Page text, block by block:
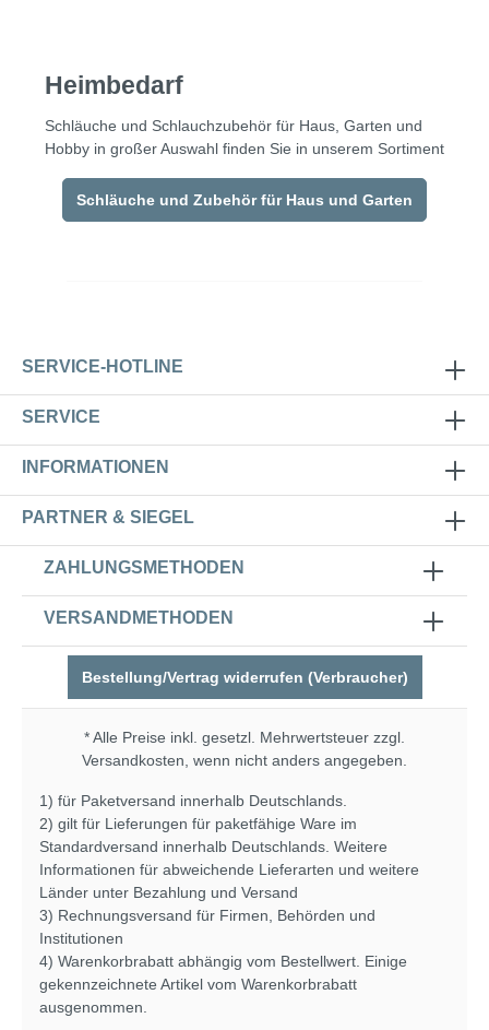
Heimbedarf
Schläuche und Schlauchzubehör für Haus, Garten und
Hobby in großer Auswahl finden Sie in unserem Sortiment
Schläuche und Zubehör für Haus und Garten
SERVICE-HOTLINE
SERVICE
INFORMATIONEN
PARTNER & SIEGEL
ZAHLUNGSMETHODEN
VERSANDMETHODEN
Bestellung/Vertrag widerrufen (Verbraucher)
* Alle Preise inkl. gesetzl. Mehrwertsteuer zzgl.
Versandkosten , wenn nicht anders angegeben.
1) für Paketversand innerhalb Deutschlands.
2) gilt für Lieferungen für paketfähige Ware im
Standardversand innerhalb Deutschlands. Weitere
Informationen für abweichende Lieferarten und weitere
Länder unter Bezahlung und Versand
3) Rechnungsversand für Firmen, Behörden und
Institutionen
4) Warenkorbrabatt abhängig vom Bestellwert. Einige
gekennzeichnete Artikel vom Warenkorbrabatt
ausgenommen.